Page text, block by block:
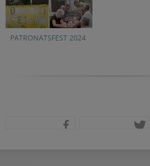
PATRONATSFEST 2024